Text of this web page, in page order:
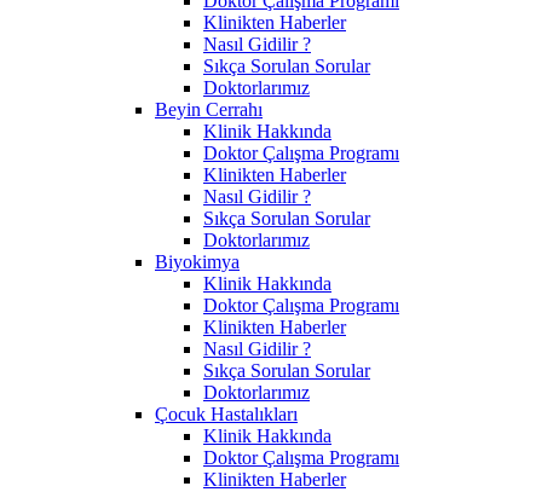
Klinikten Haberler
Nasıl Gidilir ?
Sıkça Sorulan Sorular
Doktorlarımız
Beyin Cerrahı
Klinik Hakkında
Doktor Çalışma Programı
Klinikten Haberler
Nasıl Gidilir ?
Sıkça Sorulan Sorular
Doktorlarımız
Biyokimya
Klinik Hakkında
Doktor Çalışma Programı
Klinikten Haberler
Nasıl Gidilir ?
Sıkça Sorulan Sorular
Doktorlarımız
Çocuk Hastalıkları
Klinik Hakkında
Doktor Çalışma Programı
Klinikten Haberler